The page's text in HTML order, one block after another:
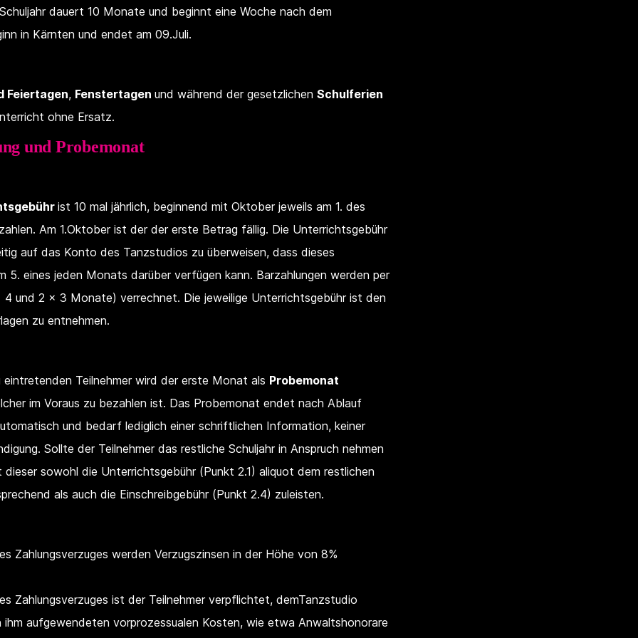
dauert 10 Monate und beginnt eine Woche nach dem
in Kärnten und endet am 09.Juli.
Feiertagen, Fenstertagen und während der gesetzlichen Schulferien
ohne Ersatz.
und Probemonat
ist 10 mal jährlich, beginnend mit Oktober jeweils am 1. des
Am 1.Oktober ist der der erste Betrag fällig. Die Unterrichtsgebühr
auf das Konto des Tanzstudios zu überweisen, dass dieses
5. eines jeden Monats darüber verfügen kann. Barzahlungen werden per
4 und 2 x 3 Monate) verrechnet. Die jeweilige Unterrichtsgebühr ist den
zu entnehmen.
eintretenden Teilnehmer wird der erste Monat als Probemonat
im Voraus zu bezahlen ist. Das Probemonat endet nach Ablauf
und bedarf lediglich einer schriftlichen Information, keiner
Sollte der Teilnehmer das restliche Schuljahr in Anspruch nehmen
sowohl die Unterrichtsgebühr (Punkt 2.1) aliquot dem restlichen
als auch die Einschreibgebühr (Punkt 2.4) zuleisten.
Zahlungsverzuges werden Verzugszinsen in der Höhe von 8%
Zahlungsverzuges ist der Teilnehmer verpflichtet, demTanzstudio
ihm aufgewendeten vorprozessualen Kosten, wie etwa Anwaltshonorare